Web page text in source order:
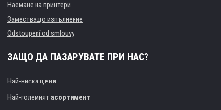
Наемане на принтери
Заместващо изпълнение
Odstoupení od smlouvy
ЗАЩО ДА ПАЗАРУВАТЕ ПРИ НАС?
Най-ниска цени
Най-големиятасортимент